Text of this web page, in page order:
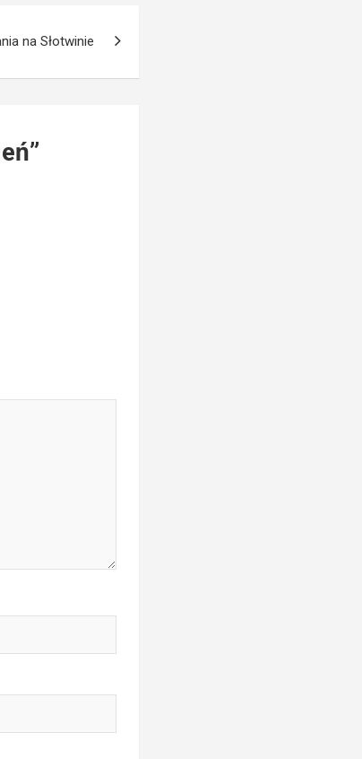
na Słotwinie
”